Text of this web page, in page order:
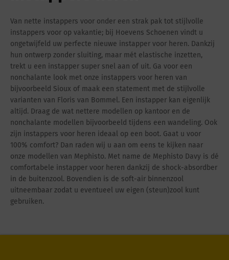
Van nette instappers voor onder een strak pak tot stijlvolle
instappers voor op vakantie; bij Hoevens Schoenen vindt u
ongetwijfeld uw perfecte nieuwe instapper voor heren. Dankzij
hun ontwerp zonder sluiting, maar mét elastische inzetten,
trekt u een instapper super snel aan of uit. Ga voor een
nonchalante look met onze instappers voor heren van
bijvoorbeeld Sioux of maak een statement met de stijlvolle
varianten van Floris van Bommel. Een instapper kan eigenlijk
altijd. Draag de wat nettere modellen op kantoor en de
nonchalante modellen bijvoorbeeld tijdens een wandeling. Ook
zijn instappers voor heren ideaal op een boot. Gaat u voor
100% comfort? Dan raden wij u aan om eens te kijken naar
onze modellen van Mephisto. Met name de Mephisto Davy is dé
comfortabele instapper voor heren dankzij de shock-absordber
in de buitenzool. Bovendien is de soft-air binnenzool
uitneembaar zodat u eventueel uw eigen (steun)zool kunt
gebruiken.